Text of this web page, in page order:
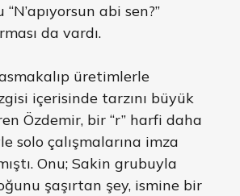
abi sen?”
da vardı.
üretimlerle
içerisinde tarzını büyük
Özdemir, bir “r” harfi daha
solo çalışmalarına imza
Onu; Sakin grubuyla
şaşırtan şey, ismine bir